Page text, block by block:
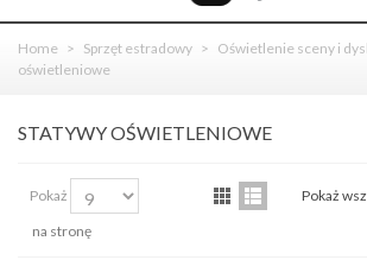
Home > Sprzęt estradowy > Oświetlenie sceny i
oświetleniowe
STATYWY OŚWIETLENIOWE
Pokaż
na stronę
Pokaż